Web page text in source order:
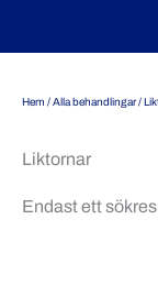
Hem /Alla behandlingar/
Liktornar
Endast ett